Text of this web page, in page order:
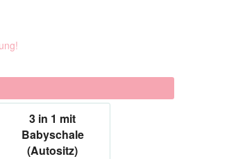
3 in 1 mit
Babyschale
(Autositz)